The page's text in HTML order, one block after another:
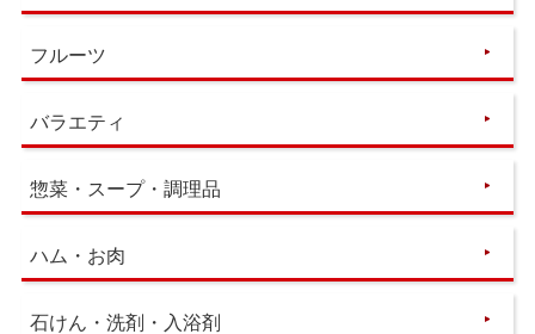
フルーツ
バラエティ
惣菜・スープ・調理品
ハム・お肉
石けん・洗剤・入浴剤